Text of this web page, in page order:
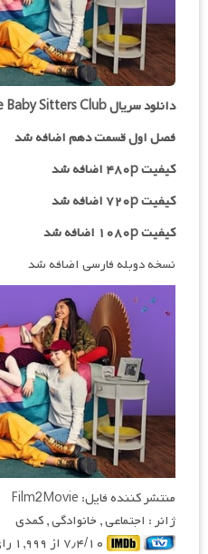
دانلود سریال The Baby Sitters Club با لینک مستقیم
فصل اول قسمت دهم اضافه شد
کیفیت ۴۸۰p اضافه شد
کیفیت ۷۲۰p اضافه شد
کیفیت ۱۰۸۰p اضافه شد
نسخه دوبله فارسی اضافه شد
منتشر کننده فایل: Film2Movie
ژانر : اجتماعی , خانوادگی , کمدی